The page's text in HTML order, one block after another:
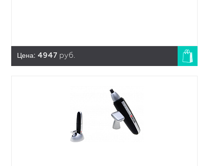
Цена: 4947 руб.